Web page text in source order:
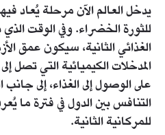
يدخل العالم الآن مرحلة يُعاد
للثورة الخضراء. وفي الوقت
الغذائي الثانية، سيكون عمق
المدخلات الكيميائية التي تصل
على الوصول إلى الغذاء، إلى
التنافس بين الدول في فترة ما
للمركانية الثانية.